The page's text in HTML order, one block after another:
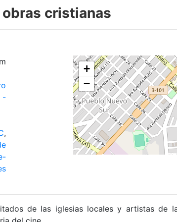
cristianas
-
,
+
−
de las iglesias locales y artistas de